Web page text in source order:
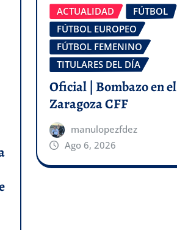
ACTUALIDAD
FÚTBOL
FÚTBOL EUROPEO
FÚTBOL FEMENINO
TITULARES DEL DÍA
Oficial | Bombazo en el
Zaragoza CFF
manulopezfdez
Ago 6, 2026